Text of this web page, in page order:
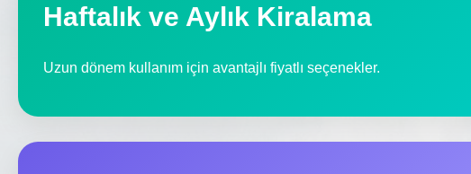
Haftalık ve Aylık Kiralama
Uzun dönem kullanım için avantajlı fiyatlı seçenekler.